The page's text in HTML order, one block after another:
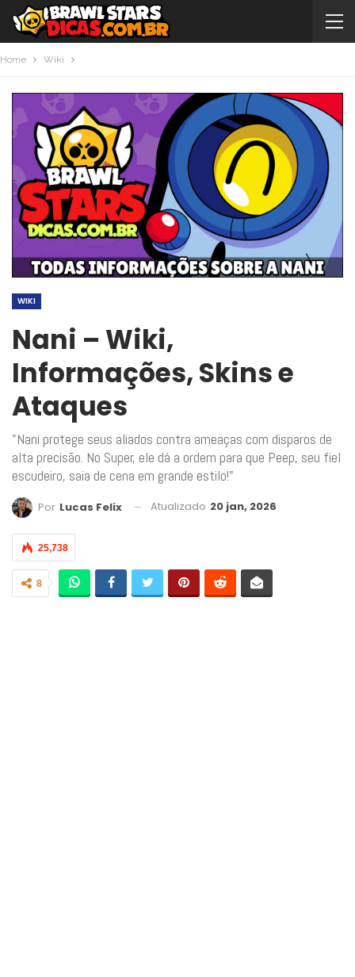
Home Wiki
WIKI
Nani – Wiki,
Informações, Skins e
Ataques
"Nani protege seus aliados contra ameaças com disparos de
alta precisão. No Super, ele dá a ordem para que Peep, seu fiel
escudeiro, saia de cena em grande estilo!"
Por Lucas Felix Atualizado 20 jan, 2026
25,738
8